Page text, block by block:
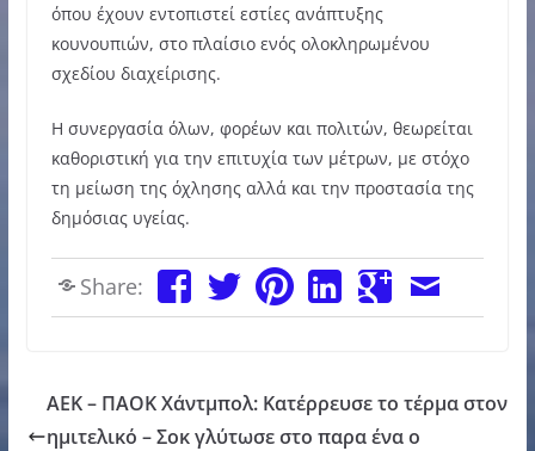
όπου έχουν εντοπιστεί εστίες ανάπτυξης
κουνουπιών, στο πλαίσιο ενός ολοκληρωμένου
σχεδίου διαχείρισης.
Η συνεργασία όλων, φορέων και πολιτών, θεωρείται
καθοριστική για την επιτυχία των μέτρων, με στόχο
τη μείωση της όχλησης αλλά και την προστασία της
δημόσιας υγείας.
Share:
ΑΕΚ – ΠΑΟΚ Χάντμπολ: Κατέρρευσε το τέρμα στον
ημιτελικό – Σοκ γλύτωσε στο παρα ένα ο